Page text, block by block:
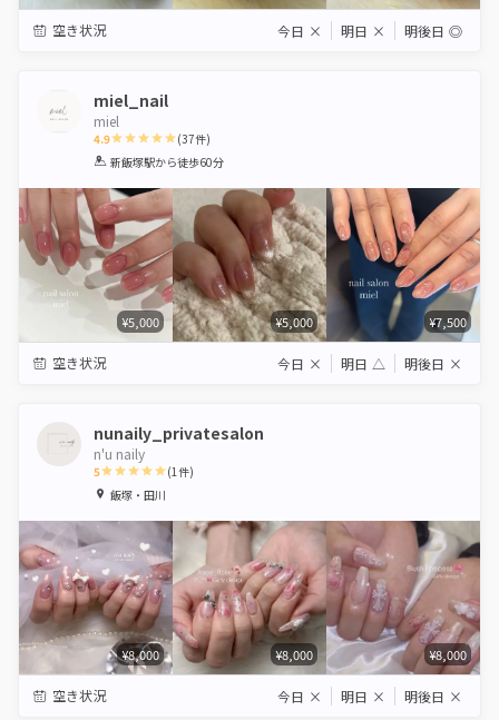
空き状況 今日 × 明日 × 明後日 ◎
miel_nail
miel
4.9
1 2 3 4 5
(37件)
新飯塚駅から徒歩60分
¥5,000 ¥5,000 ¥7,500
空き状況 今日 × 明日 △ 明後日 ×
nunaily_privatesalon
n'u naily
5
1 2 3 4 5
(1件)
飯塚・田川
¥8,000 ¥8,000 ¥8,000
空き状況 今日 × 明日 × 明後日 ×